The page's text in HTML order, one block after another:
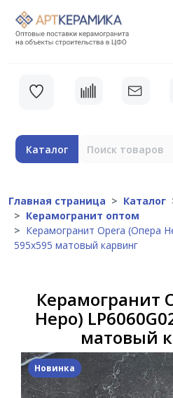
Каталог
Главная страница
Каталог
Керамогранит оптом
Керамогранит Opera (Опера
595х595 матовый карвинг
Керамогранит
Неро)
матовый
Новинка